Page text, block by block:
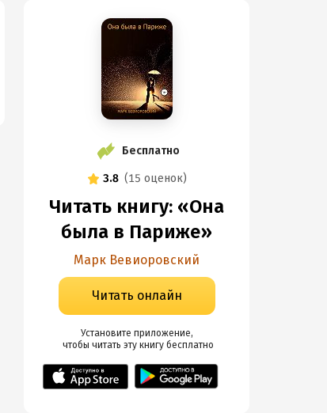
Бесплатно
3.8 (15 оценок)
Читать книгу: «Она
была в Париже»
Марк Вевиоровский
Читать онлайн
Установите приложение,
чтобы читать эту книгу бесплатно